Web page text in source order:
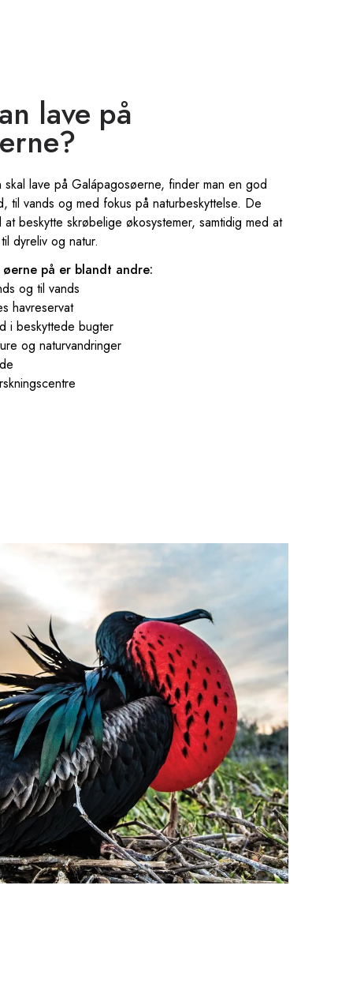
lave på
skal lave på Galápagosøerne, finder man en god
til vands og med fokus på naturbeskyttelse. De
beskytte skrøbelige økosystemer, samtidig med at
dyreliv og natur.
på er blandt andre:
og til vands
havreservat
i beskyttede bugter
og naturvandringer